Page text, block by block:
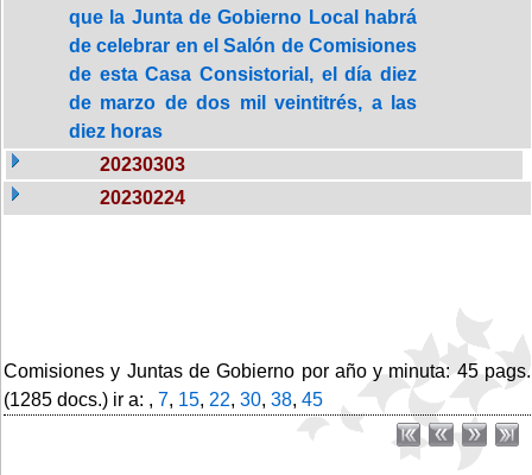
que la Junta de Gobierno Local habrá
de celebrar en el Salón de Comisiones
de esta Casa Consistorial, el día diez
de marzo de dos mil veintitrés, a las
diez horas
20230303
20230224
Comisiones y Juntas de Gobierno por año y minuta: 45 pags.
(1285 docs.) ir a: , 7, 15, 22, 30, 38, 45